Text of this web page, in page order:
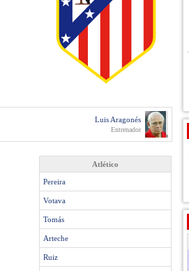
Luis Aragonés
Entrenador
Atlético
Pereira
Votava
Tomás
Arteche
Ruiz